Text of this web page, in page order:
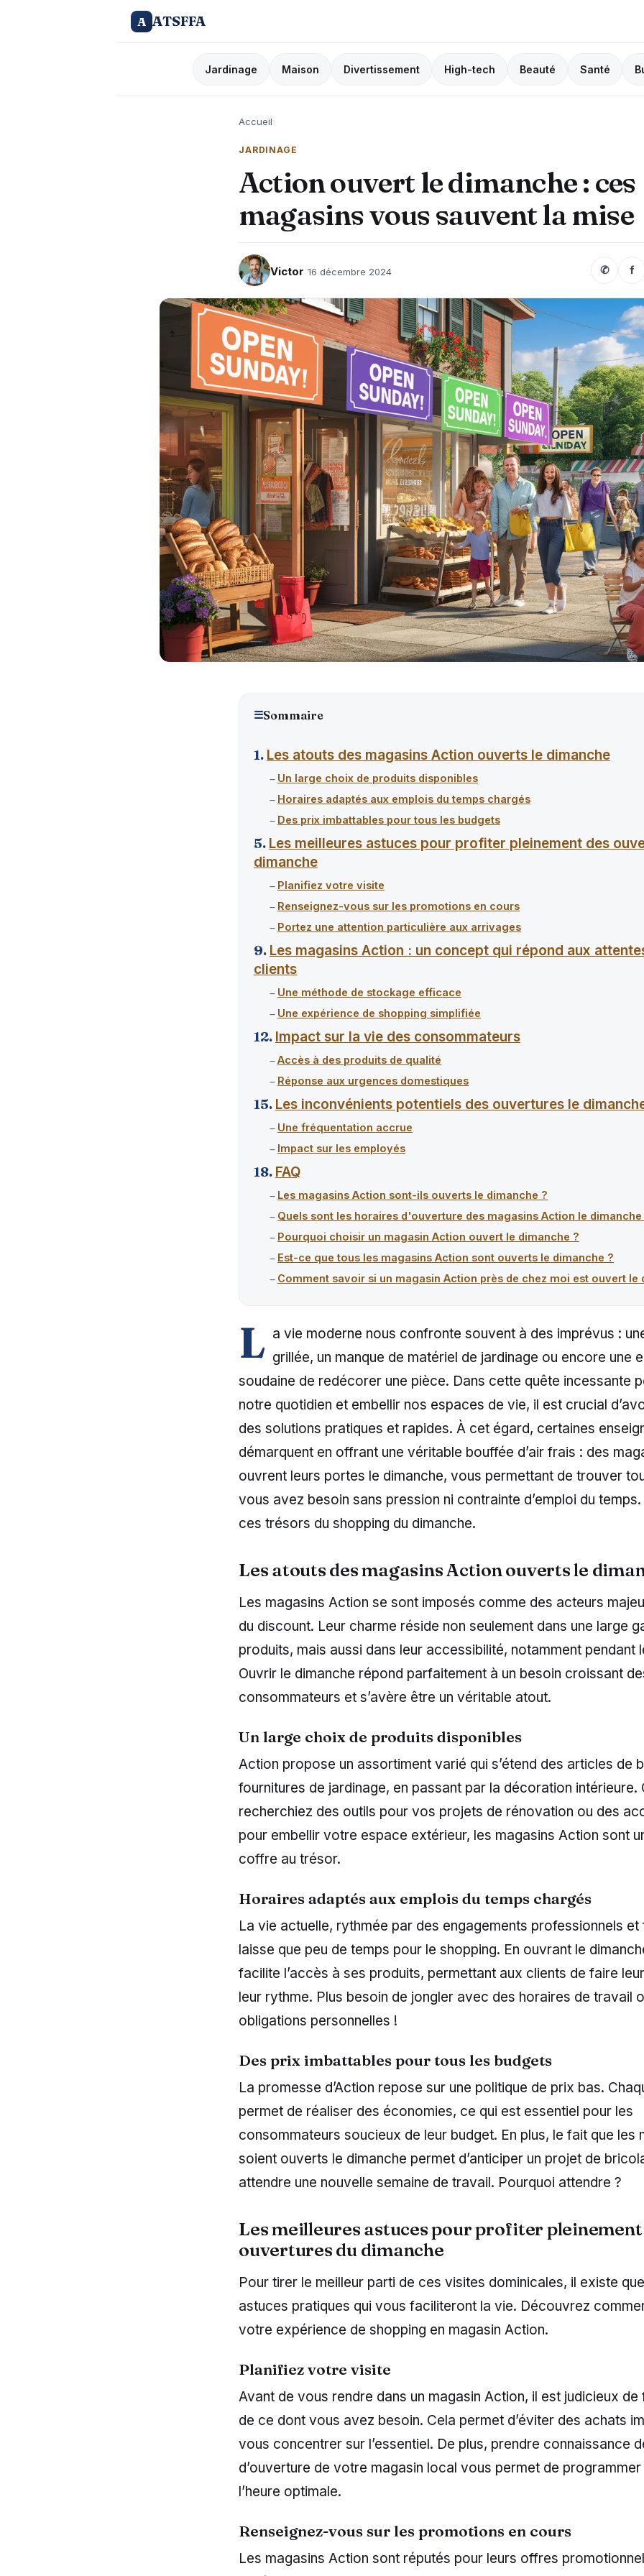
A ATSFFA
Jardinage Maison Divertissement High-tech Beauté Santé
Accueil›
JARDINAGE
Action ouvert le dimanche : ces
magasins vous sauvent la mise
Victor 16 décembre 2024 ✆ f
☰Sommaire
Les atouts des magasins Action ouverts le dimanche
Un large choix de produits disponibles
Horaires adaptés aux emplois du temps chargés
Des prix imbattables pour tous les budgets
Les meilleures astuces pour profiter pleinement des
dimanche
Planifiez votre visite
Renseignez-vous sur les promotions en cours
Portez une attention particulière aux arrivages
Les magasins Action : un concept qui répond aux
clients
Une méthode de stockage efficace
Une expérience de shopping simplifiée
Impact sur la vie des consommateurs
Accès à des produits de qualité
Réponse aux urgences domestiques
Les inconvénients potentiels des ouvertures le
Une fréquentation accrue
Impact sur les employés
FAQ
Les magasins Action sont-ils ouverts le dimanche ?
Quels sont les horaires d'ouverture des magasins Action le dimanche
Pourquoi choisir un magasin Action ouvert le dimanche ?
Est-ce que tous les magasins Action sont ouverts le dimanche ?
Comment savoir si un magasin Action près de chez moi est ouvert le
L a vie moderne nous confronte souvent à des imprévus :
grillée, un manque de matériel de jardinage ou encore une
soudaine de redécorer une pièce. Dans cette quête incessante
notre quotidien et embellir nos espaces de vie, il est crucial
des solutions pratiques et rapides. À cet égard, certaines
démarquent en offrant une véritable bouffée d’air frais : des
ouvrent leurs portes le dimanche, vous permettant de trouver
vous avez besoin sans pression ni contrainte d’emploi du
ces trésors du shopping du dimanche.
Les atouts des magasins Action ouverts le
Les magasins Action se sont imposés comme des acteurs
du discount. Leur charme réside non seulement dans une large
produits, mais aussi dans leur accessibilité, notamment pendant
Ouvrir le dimanche répond parfaitement à un besoin croissant
consommateurs et s’avère être un véritable atout.
Un large choix de produits disponibles
Action propose un assortiment varié qui s’étend des articles de
fournitures de jardinage, en passant par la décoration intérieure.
recherchiez des outils pour vos projets de rénovation ou des
pour embellir votre espace extérieur, les magasins Action sont
coffre au trésor.
Horaires adaptés aux emplois du temps chargés
La vie actuelle, rythmée par des engagements professionnels et
laisse que peu de temps pour le shopping. En ouvrant le
facilite l’accès à ses produits, permettant aux clients de faire
leur rythme. Plus besoin de jongler avec des horaires de travail
obligations personnelles !
Des prix imbattables pour tous les budgets
La promesse d’Action repose sur une politique de prix bas.
permet de réaliser des économies, ce qui est essentiel pour les
consommateurs soucieux de leur budget. En plus, le fait que les
soient ouverts le dimanche permet d’anticiper un projet de
attendre une nouvelle semaine de travail. Pourquoi attendre ?
Les meilleures astuces pour profiter pleinement
ouvertures du dimanche
Pour tirer le meilleur parti de ces visites dominicales, il existe
astuces pratiques qui vous faciliteront la vie. Découvrez
votre expérience de shopping en magasin Action.
Planifiez votre visite
Avant de vous rendre dans un magasin Action, il est judicieux de
de ce dont vous avez besoin. Cela permet d’éviter des achats
vous concentrer sur l’essentiel. De plus, prendre connaissance
d’ouverture de votre magasin local vous permet de
l’heure optimale.
Renseignez-vous sur les promotions en cours
Les magasins Action sont réputés pour leurs offres